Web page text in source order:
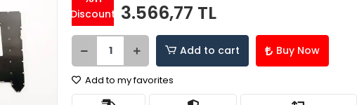
Discount 3.566,77 TL
Add to cart Buy Now
Add to my favorites